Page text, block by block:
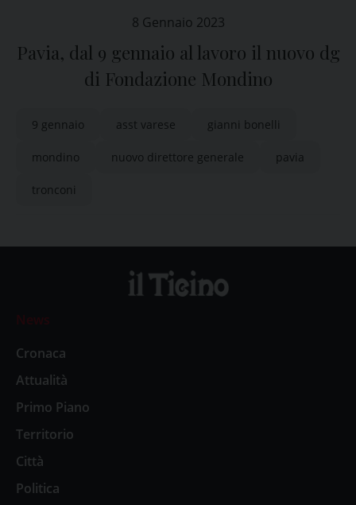
8 Gennaio 2023
Pavia, dal 9 gennaio al lavoro il nuovo dg
di Fondazione Mondino
9 gennaio asst varese gianni bonelli
mondino nuovo direttore generale pavia
tronconi
News
Cronaca
Attualità
Primo Piano
Territorio
Città
Politica